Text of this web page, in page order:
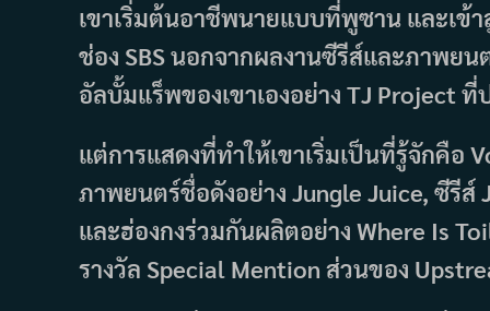
เขาเริ่มต้นอาชีพนายแบบที่พูซาน และเข้า
ช่อง SBS นอกจากผลงานซีรีส์และภาพยน
อัลบั้มแร็พของเขาเองอย่าง TJ Project
แต่การแสดงที่ทำให้เขาเริ่มเป็นที่รู้จักคือ
ภาพยนตร์ชื่อดังอย่าง Jungle Juice, ซีรีส์
และฮ่องกงร่วมกันผลิตอย่าง Where Is
รางวัล Special Mention ส่วนของ